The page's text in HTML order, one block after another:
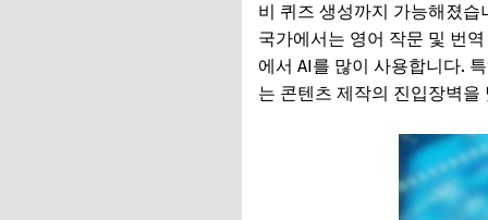
비 퀴즈 생성까지 가능해졌
국가에서는 영어 작문 및 번
에서 AI를 많이 사용합니다.
는 콘텐츠 제작의 진입장벽